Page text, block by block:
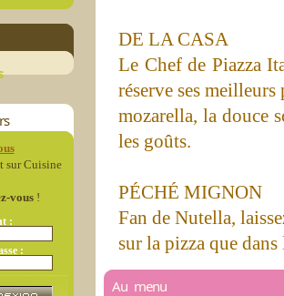
sur Cuisine
vous!
:
:
DE LA CASA
Le Chef de Piazza
réserve ses
mozarella, la douce
les goûts.
PÉCHÉ MIGNON
Fan de Nutella,
sur la pizza que
Au menu